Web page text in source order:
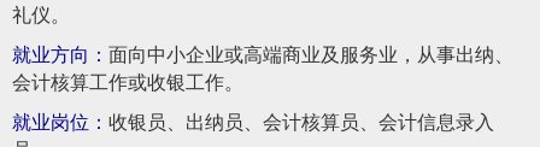
礼仪。
就业方向： 面向中小企业或高端商业及服务业，从事出纳、
会计核算工作或收银工作。
就业岗位： 收银员、出纳员、会计核算员、会计信息录入